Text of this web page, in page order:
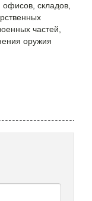
складов,
частей,
оружия